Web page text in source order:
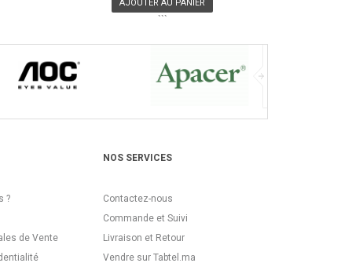
AJOUTER AU PANIER
```
?
de Vente
NOS SERVICES
Contactez-nous
Commande et Suivi
Livraison et Retour
Vendre sur Tabtel.ma